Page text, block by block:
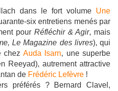
dans le fort volume Une
six entretiens menés par
pour Réfléchir & Agir, mais
Le Magazine des livres), qui
chez Auda Isarn, une superbe
Reeyad), autrement attractive
de Frédéric Lefèvre !
préférés ? Bernard Clavel,